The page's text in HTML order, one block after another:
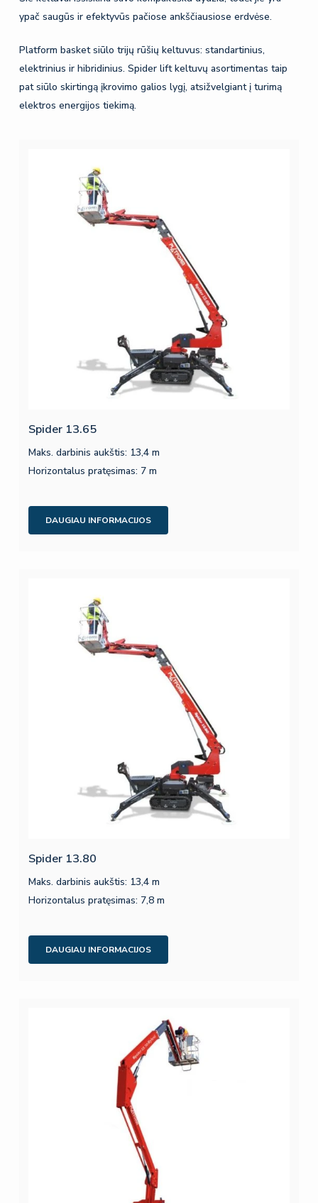
ypač saugūs ir efektyvūs pačiose ankščiausiose erdvėse.
Platform basket siūlo trijų rūšių keltuvus: standartinius,
elektrinius ir hibridinius. Spider lift keltuvų asortimentas taip
pat siūlo skirtingą įkrovimo galios lygį, atsižvelgiant į turimą
elektros energijos tiekimą.
Spider 13.65
Maks. darbinis aukštis: 13,4 m
Horizontalus pratęsimas: 7 m
DAUGIAU INFORMACIJOS
Spider 13.80
Maks. darbinis aukštis: 13,4 m
Horizontalus pratęsimas: 7,8 m
DAUGIAU INFORMACIJOS